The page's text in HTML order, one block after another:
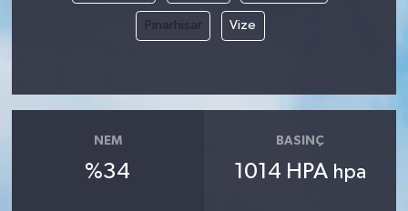
Pınarhisar Vize
NEM
%34
BASINÇ
1014 HPA hpa